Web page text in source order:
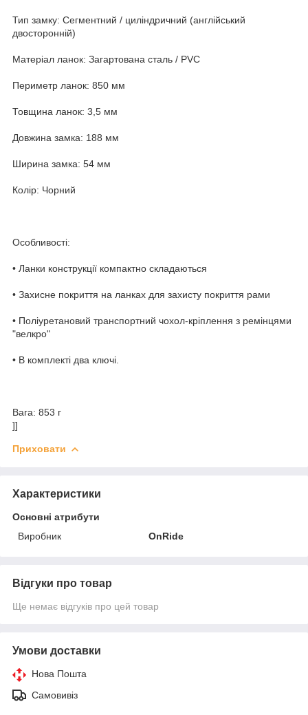
Тип замку: Сегментний / циліндричний (англійський
двосторонній)
Матеріал ланок: Загартована сталь / PVC
Периметр ланок: 850 мм
Товщина ланок: 3,5 мм
Довжина замка: 188 мм
Ширина замка: 54 мм
Колір: Чорний
Особливості:
• Ланки конструкції компактно складаються
• Захисне покриття на ланках для захисту покриття рами
• Поліуретановий транспортний чохол-кріплення з ремінцями
"велкро"
• В комплекті два ключі.
Вага: 853 г
]]
Приховати
Характеристики
Основні атрибути
Виробник
OnRide
Відгуки про товар
Ще немає відгуків про цей товар
Умови доставки
Нова Пошта
Самовивіз